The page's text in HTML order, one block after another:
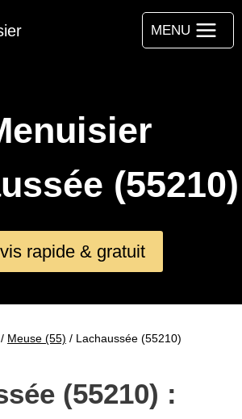
MENU
(55210)
rapide & gratuit
/ Meuse (55) / Lachaussée (55210)
(55210) :